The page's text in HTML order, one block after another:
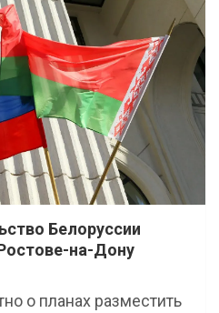
Белоруссии
на-Дону
о планах разместить